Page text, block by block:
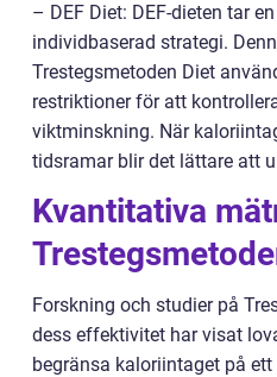
– DEF Diet: DEF-dieten tar
individbaserad strategi.
Trestegsmetoden Diet
restriktioner för att
viktminskning. När
tidsramar blir det lättare att
Kvantitativa
Forskning och studier på
dess effektivitet har visat
begränsa kaloriintaget på